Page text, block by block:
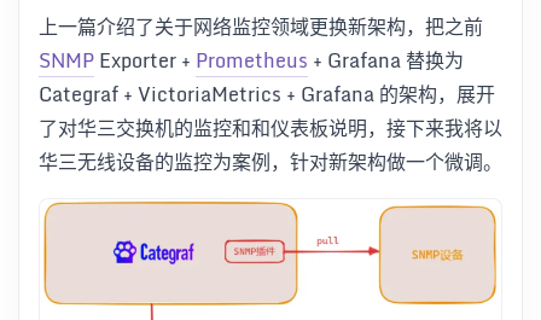
上一篇介绍了关于网络监控领域更换新架构，把之前
SNMPExporter + Prometheus + Grafana 替换为
Categraf + VictoriaMetrics + Grafana 的架构，展开
了对华三交换机的监控和和仪表板说明，接下来我将以
华三无线设备的监控为案例，针对新架构做一个微调。